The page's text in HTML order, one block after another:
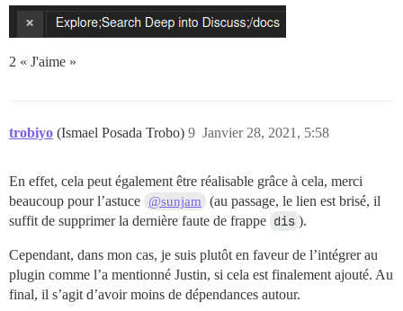
2 « J'aime »
trobiyo (Ismael Posada Trobo) Janvier 28, 2021, 5:58
9
En effet, cela peut également être réalisable grâce à cela, merci
beaucoup pour l’astuce @sunjam
(au passage, le lien est brisé, il
suffit de supprimer la dernière faute de frappe dis ).
Cependant, dans mon cas, je suis plutôt en faveur de l’intégrer au
plugin comme l’a mentionné Justin, si cela est finalement ajouté. Au
final, il s’agit d’avoir moins de dépendances autour.